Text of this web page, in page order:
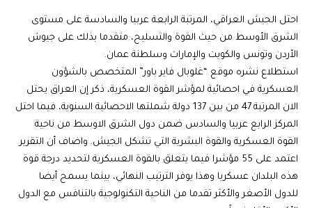
احتل الجيش العراقي، المرتبة الرابعة عربيا والسادسة على مستوى
الشرق الأوسط من حيث القوة والتسليح، متقدما بذلك على جيوش
الأردن وتونس والكويت والإمارات وسلطنة عمان.
استطلاع نشره موقع “غلوبال فاير باور” المتخصص بالشؤون
العسكرية في احصائية لمؤشر القوة العسكرية، ذكر إن العراق يحتل
الان المرتبة 47 من بين 137 دولة شملتها الاحصائية السنوية، فيما احتل
المركز الرابع عربيا والسادس ضمن دول الشرق الاوسط من ناحية
القوة العسكرية والقوة البشرية التي تشكل الجيش. واضاف أن التقرير
اعتمد على 55 مؤشرا فيما يتعلق بالقوة العسكرية لتحديد درجة قوة
هذه البلدان عسكريا وهذا يوفر الترتيب النهائي، بينما يسمح أيضا
للدول الأصغر والأكثر تقدما من الناحية التكنولوجية بالتنافس مع الدول